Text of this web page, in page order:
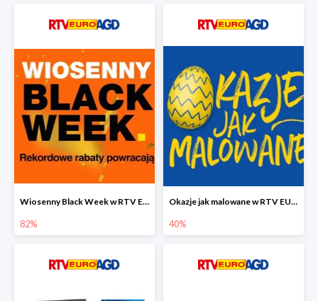
Wiosenny Black Week w RTV EURO AGD do -82%
82%
Okazje jak malowane w RTV EURO AGD do -40%
40%